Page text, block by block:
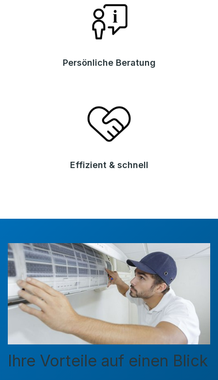
Persönliche Beratung
Effizient & schnell
Ihre Vorteile auf einen Blick